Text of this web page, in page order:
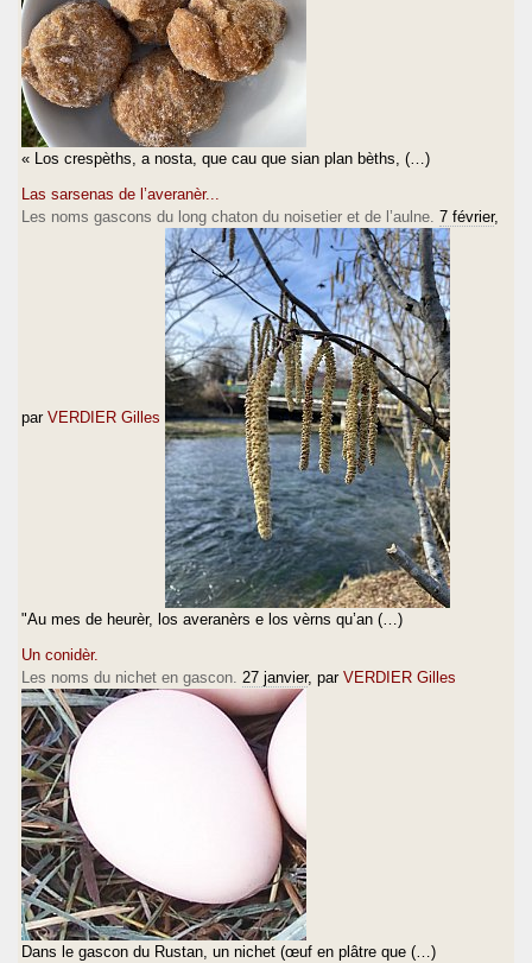
« Los crespèths, a nosta, que cau que sian plan bèths, (…)
Las sarsenas de l’averanèr...
Les noms gascons du long chaton du noisetier et de l’aulne. 7 février,
par VERDIER Gilles
"Au mes de heurèr, los averanèrs e los vèrns qu’an (…)
Un conidèr.
Les noms du nichet en gascon. 27 janvier, par VERDIER Gilles
Dans le gascon du Rustan, un nichet (œuf en plâtre que (…)